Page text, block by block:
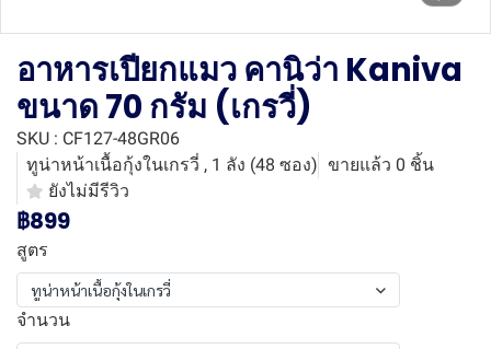
อาหารเปียกแมว คานิว่า Kaniva
ขนาด 70 กรัม (เกรวี่)
SKU : CF127-48GR06
ทูน่าหน้าเนื้อกุ้งในเกรวี่ , 1 ลัง (48 ซอง) ขายแล้ว 0 ชิ้น
ยังไม่มีรีวิว
฿899
สูตร
ทูน่าหน้าเนื้อกุ้งในเกรวี่
จำนวน